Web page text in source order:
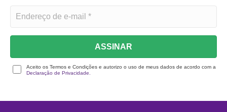
ASSINAR
Aceito os Termos e Condições e autorizo o uso de meus dados de acordo com a
Declaração de Privacidade.